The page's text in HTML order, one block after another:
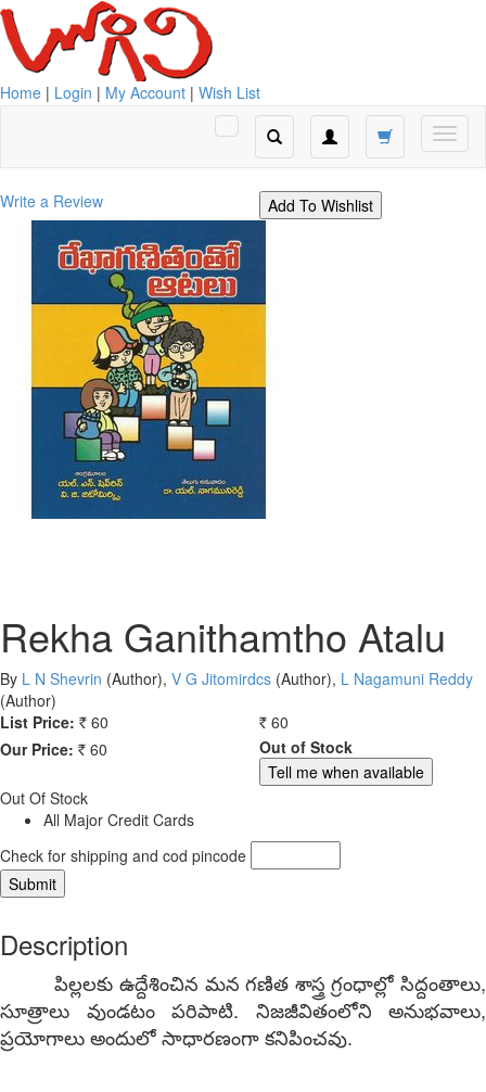
Home | Login | My Account | Wish List
Write a Review
Rekha Ganithamtho Atalu
By L N Shevrin (Author), V G Jitomirdcs (Author), L Nagamuni Reddy
(Author)
List Price:
Rs.
60
Our Price:
Rs. 60
Rs.
60
Out of Stock
Out Of Stock
All Major Credit Cards
Check for shipping and cod pincode
Description
పిల్లలకు ఉద్దేశించిన మన గణిత శాస్త్ర గ్రంధాల్లో సిద్దంతాలు,
సూత్రాలు వుండటం పరిపాటి. నిజజీవితంలోని అనుభవాలు,
ప్రయోగాలు అందులో సాధారణంగా కనిపించవు.